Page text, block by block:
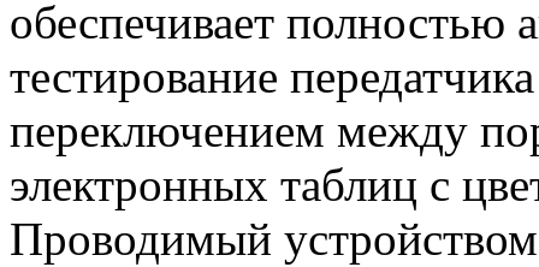
обеспечивает полностью
тестирование
переключением между
электронных таблиц с
Проводимый